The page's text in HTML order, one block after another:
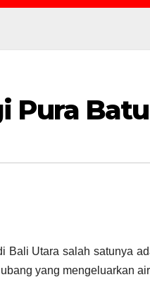
Pura
Bali Utara salah satunya
yang mengeluarkan